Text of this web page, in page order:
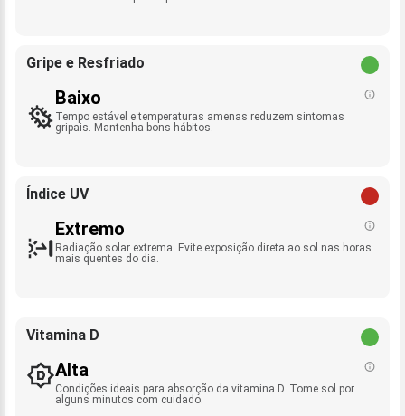
Gripe e Resfriado
Baixo
Tempo estável e temperaturas amenas reduzem sintomas
gripais. Mantenha bons hábitos.
Índice UV
Extremo
Radiação solar extrema. Evite exposição direta ao sol nas horas
mais quentes do dia.
Vitamina D
Alta
Condições ideais para absorção da vitamina D. Tome sol por
alguns minutos com cuidado.